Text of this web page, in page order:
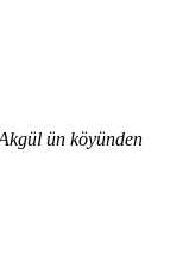
ün köyünden